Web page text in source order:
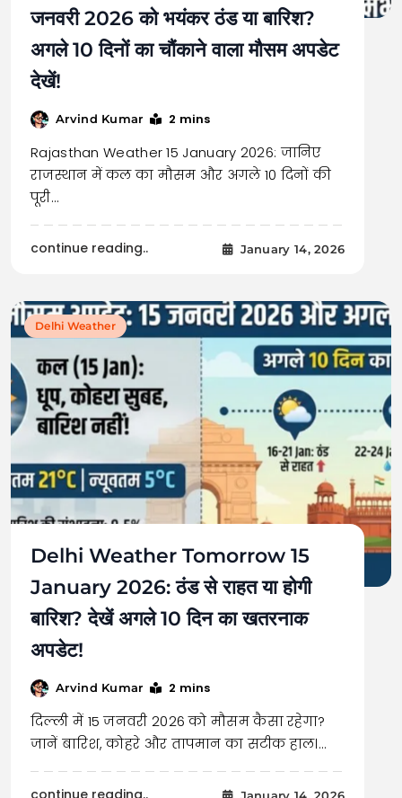
जनवरी 2026 को भयंकर ठंड या बारिश?
अगले 10 दिनों का चौंकाने वाला मौसम अपडेट
देखें!
Arvind Kumar 2 mins
Rajasthan Weather 15 January 2026: जानिए
राजस्थान में कल का मौसम और अगले 10 दिनों की
पूरी…
continue reading.. January 14, 2026
Delhi Weather
Delhi Weather Tomorrow 15
January 2026: ठंड से राहत या होगी
बारिश? देखें अगले 10 दिन का खतरनाक
अपडेट!
Arvind Kumar 2 mins
दिल्ली में 15 जनवरी 2026 को मौसम कैसा रहेगा?
जानें बारिश, कोहरे और तापमान का सटीक हाल।…
continue reading.. January 14, 2026